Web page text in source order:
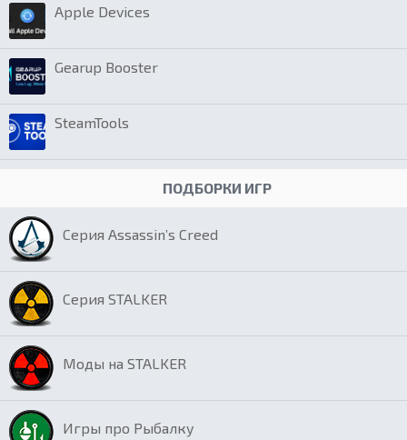
Apple Devices
Gearup Booster
SteamTools
ПОДБОРКИ ИГР
Серия Assassin’s Creed
Серия STALKER
Моды на STALKER
Игры про Рыбалку